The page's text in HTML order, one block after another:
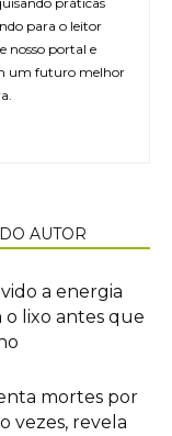
para o leitor
nosso portal e
um futuro melhor
AUTOR
a energia
lixo antes que
mortes por
vezes, revela